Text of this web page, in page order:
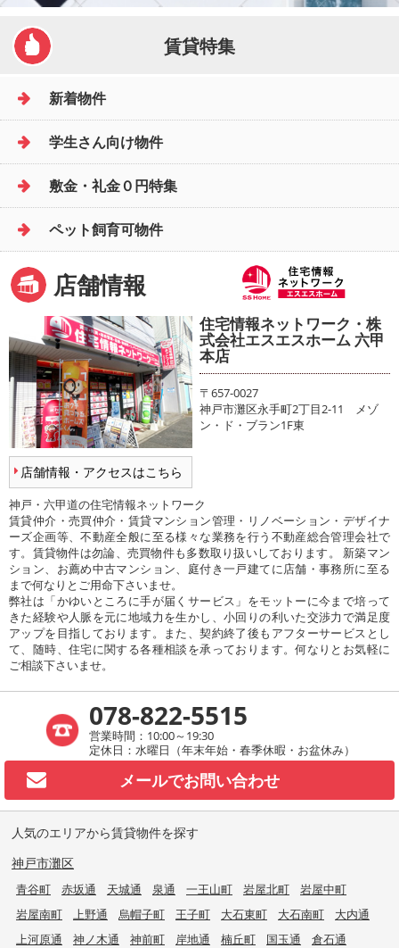
賃貸特集
新着物件
学生さん向け物件
敷金・礼金０円特集
ペット飼育可物件
店舗情報
店舗情報・アクセスはこちら
住宅情報ネットワーク・株
式会社エスエスホーム 六甲
本店
〒657-0027
神戸市灘区永手町2丁目2-11 メゾ
ン・ド・ブラン1F東
神戸・六甲道の住宅情報ネットワーク
賃貸仲介・売買仲介・賃貸マンション管理・リノベーション・デザイナ
ーズ企画等、不動産全般に至る様々な業務を行う不動産総合管理会社で
す。賃貸物件は勿論、売買物件も多数取り扱いしております。 新築マン
ション、お薦め中古マンション、庭付き一戸建てに店舗・事務所に至る
まで何なりとご用命下さいませ。
弊社は「かゆいところに手が届くサービス」をモットーに今まで培って
きた経験や人脈を元に地域力を生かし、小回りの利いた交渉力で満足度
アップを目指しております。また、契約終了後もアフターサービスとし
て、随時、住宅に関する各種相談を承っております。何なりとお気軽に
ご相談下さいませ。
078-822-5515
営業時間：10:00～19:30
定休日：水曜日（年末年始・春季休暇・お盆休み）
メールでお問い合わせ
人気のエリアから賃貸物件を探す
神戸市灘区
青谷町 赤坂通 天城通 泉通 一王山町 岩屋北町
岩屋中町
岩屋南町
上野通 烏帽子町 王子町 大石東町 大石南町
大内通
上河原通
神ノ木通 神前町 岸地通 楠丘町 国玉通
倉石通